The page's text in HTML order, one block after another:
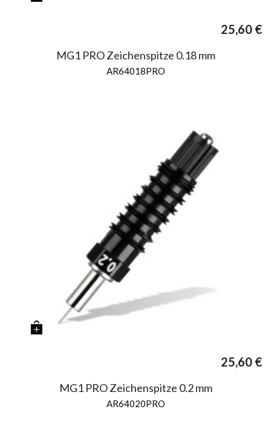
25,60 €
MG1 PRO Zeichenspitze 0.18 mm
AR64018PRO
25,60 €
MG1 PRO Zeichenspitze 0.2 mm
AR64020PRO